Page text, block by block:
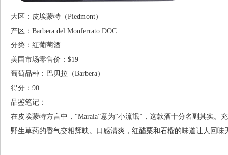
大区：皮埃蒙特（Piedmont）
产区：Barbera del Monferrato DOC
分类：红葡萄酒
美国市场零售价：$19
葡萄品种：巴贝拉（Barbera）
得分：90
品鉴笔记：
在皮埃蒙特方言中，“Maraia”意为“小流氓”，这款酒十分名副其实。
野生草药的香气交相辉映。口感清爽，红醋栗和石榴的味道让人回